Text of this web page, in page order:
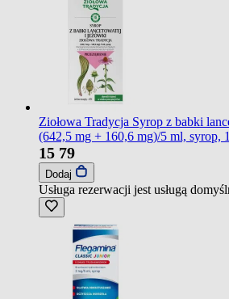
Ziołowa Tradycja Syrop z babki
(642,5 mg + 160,6 mg)/5 ml, syrop,
15 79
Dodaj
Usługa rezerwacji jest usługą